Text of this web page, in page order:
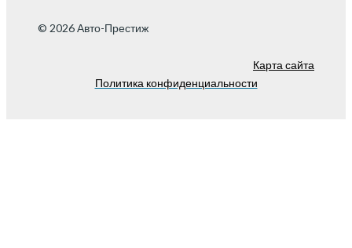
© 2026 Авто-Престиж
Карта сайта
Политика конфиденциальности